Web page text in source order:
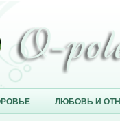
ЛЮБОВЬ И